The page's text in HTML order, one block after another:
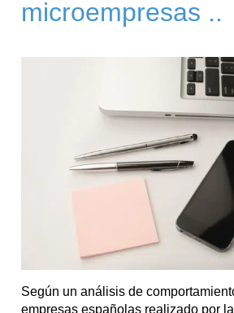
microempresas ..
Según un análisis de
empresas españolas realizado por